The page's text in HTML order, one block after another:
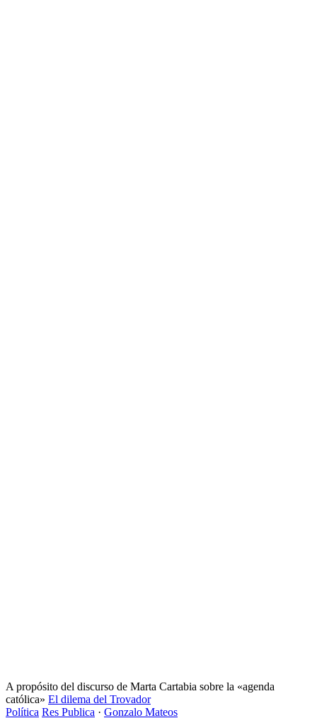
A propósito del discurso de Marta Cartabia sobre la «agenda
católica» El dilema del Trovador
Política Res Publica · Gonzalo Mateos